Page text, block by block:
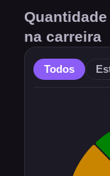
na carreira
Todos